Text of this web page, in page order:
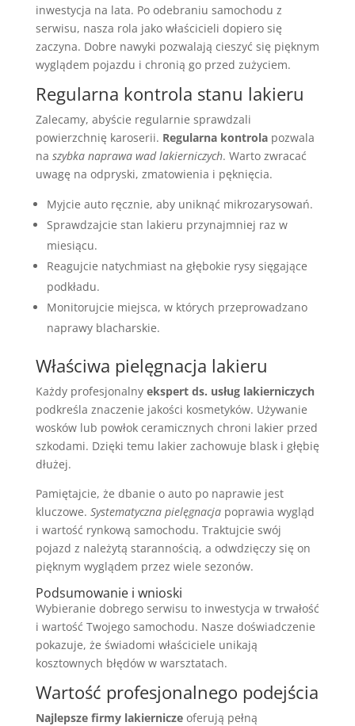
inwestycja na lata. Po odebraniu samochodu z
serwisu, nasza rola jako właścicieli dopiero się
zaczyna. Dobre nawyki pozwalają cieszyć się pięknym
wyglądem pojazdu i chronią go przed zużyciem.
Regularna kontrola stanu lakieru
Zalecamy, abyście regularnie sprawdzali
powierzchnię karoserii. Regularna kontrolapozwala
na szybka naprawa wad lakierniczych. Warto zwracać
uwagę na odpryski, zmatowienia i pęknięcia.
Myjcie auto ręcznie, aby uniknąć mikrozarysowań.
Sprawdzajcie stan lakieru przynajmniej raz w
miesiącu.
Reagujcie natychmiast na głębokie rysy sięgające
podkładu.
Monitorujcie miejsca, w których przeprowadzano
naprawy blacharskie.
Właściwa pielęgnacja lakieru
Każdy profesjonalny ekspert ds. usług lakierniczych
podkreśla znaczenie jakości kosmetyków. Używanie
wosków lub powłok ceramicznych chroni lakier przed
szkodami. Dzięki temu lakier zachowuje blask i głębię
dłużej.
Pamiętajcie, że dbanie o auto po naprawie jest
kluczowe. Systematyczna pielęgnacjapoprawia wygląd
i wartość rynkową samochodu. Traktujcie swój
pojazd z należytą starannością, a odwdzięczy się on
pięknym wyglądem przez wiele sezonów.
Podsumowanie i wnioski
Wybieranie dobrego serwisu to inwestycja w trwałość
i wartość Twojego samochodu. Nasze doświadczenie
pokazuje, że świadomi właściciele unikają
kosztownych błędów w warsztatach.
Wartość profesjonalnego podejścia
Najlepsze firmy lakierniczeoferują pełną